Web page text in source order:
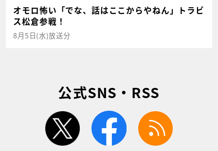
オモロ怖い「でな、話はここからやねん」トラビ
ス松倉参戦！
8月5日(水)放送分
公式SNS・RSS
twitter facebook